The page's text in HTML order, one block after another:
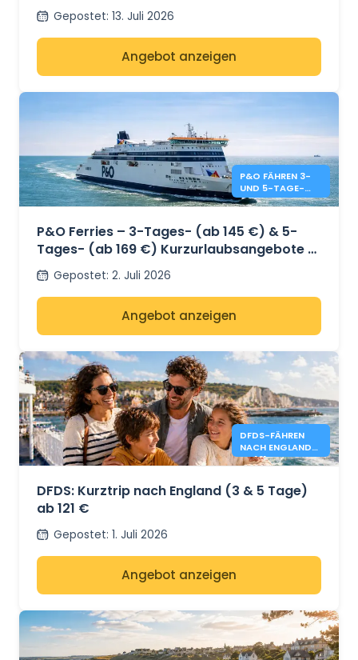
Gepostet: 13. Juli 2026
Angebot anzeigen
P&O FÄHREN 3-
UND 5-TAGE-
SONDERANGEBO
P&O Ferries – 3-Tages- (ab 145 €) & 5-
Tages- (ab 169 €) Kurzurlaubsangebote –
Dover nach Calais
Gepostet: 2. Juli 2026
Angebot anzeigen
DFDS-FÄHREN
NACH ENGLAND
AB 121 €
DFDS: Kurztrip nach England (3 & 5 Tage)
ab 121 €
Gepostet: 1. Juli 2026
Angebot anzeigen